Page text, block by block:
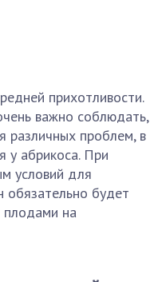
прихотливости.
важно соблюдать,
различных проблем, в
у абрикоса. При
условий для
обязательно будет
плодами на